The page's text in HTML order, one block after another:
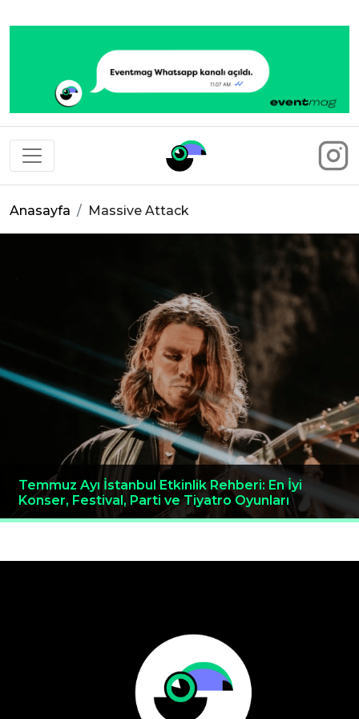
Eventmag
Anasayfa Massive Attack
Temmuz Ayı İstanbul Etkinlik Rehberi: En İyi
Konser, Festival, Parti ve Tiyatro Oyunları